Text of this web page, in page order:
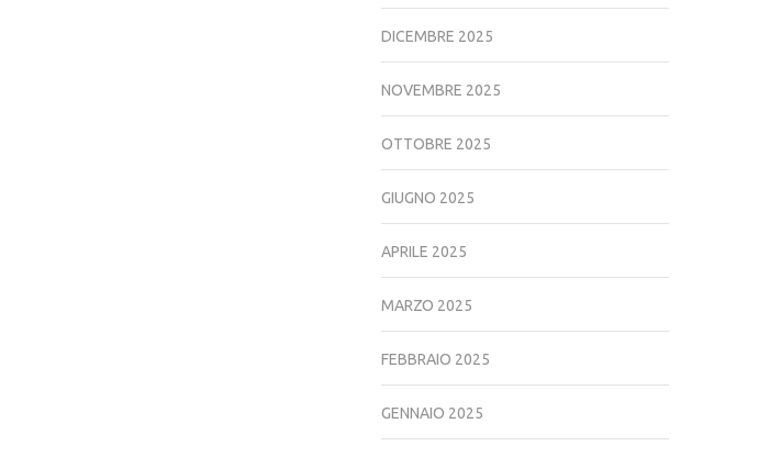
DICEMBRE 2025
NOVEMBRE 2025
OTTOBRE 2025
GIUGNO 2025
APRILE 2025
MARZO 2025
FEBBRAIO 2025
GENNAIO 2025